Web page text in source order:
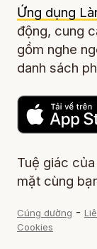
Ứng dụng
động, cung
gồm nghe
danh sách
Tuệ giác
mặt cùng
Cúng dường -
Cookies